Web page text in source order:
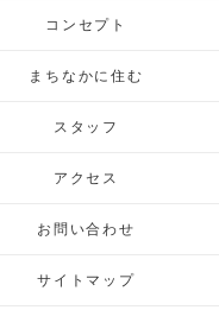
コンセプト
まちなかに住む
スタッフ
アクセス
お問い合わせ
サイトマップ